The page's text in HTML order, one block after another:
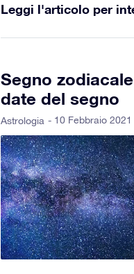
Leggi l'articolo per
Segno
date del segno
Astrologia - 10 Febbraio 2021